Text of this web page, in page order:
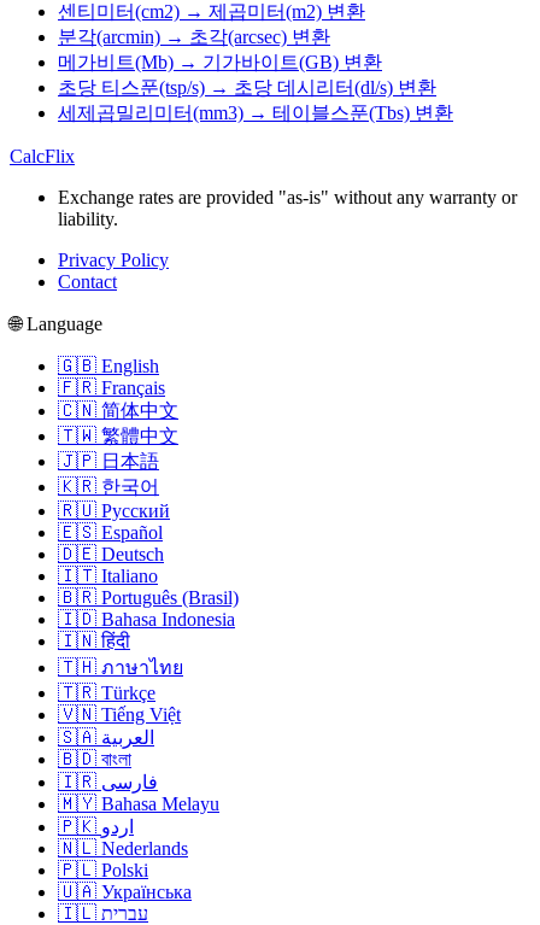
센티미터(cm2) → 제곱미터(m2) 변환
분각(arcmin) → 초각(arcsec) 변환
메가비트(Mb) → 기가바이트(GB) 변환
초당 티스푼(tsp/s) → 초당 데시리터(dl/s) 변환
세제곱밀리미터(mm3) → 테이블스푼(Tbs) 변환
CalcFlix
Exchange rates are provided "as-is" without any warranty or
liability.
Privacy Policy
Contact
🌐 Language
🇬🇧 English
🇫🇷 Français
🇨🇳 简体中文
🇹🇼 繁體中文
🇯🇵 日本語
🇰🇷 한국어
🇷🇺 Русский
🇪🇸 Español
🇩🇪 Deutsch
🇮🇹 Italiano
🇧🇷 Português (Brasil)
🇮🇩 Bahasa Indonesia
🇮🇳 हिंदी
🇹🇭 ภาษาไทย
🇹🇷 Türkçe
🇻🇳 Tiếng Việt
🇸🇦 العربية
🇧🇩 বাংলা
🇮🇷 فارسی
🇲🇾 Bahasa Melayu
🇵🇰 اردو
🇳🇱 Nederlands
🇵🇱 Polski
🇺🇦 Українська
🇮🇱 עברית